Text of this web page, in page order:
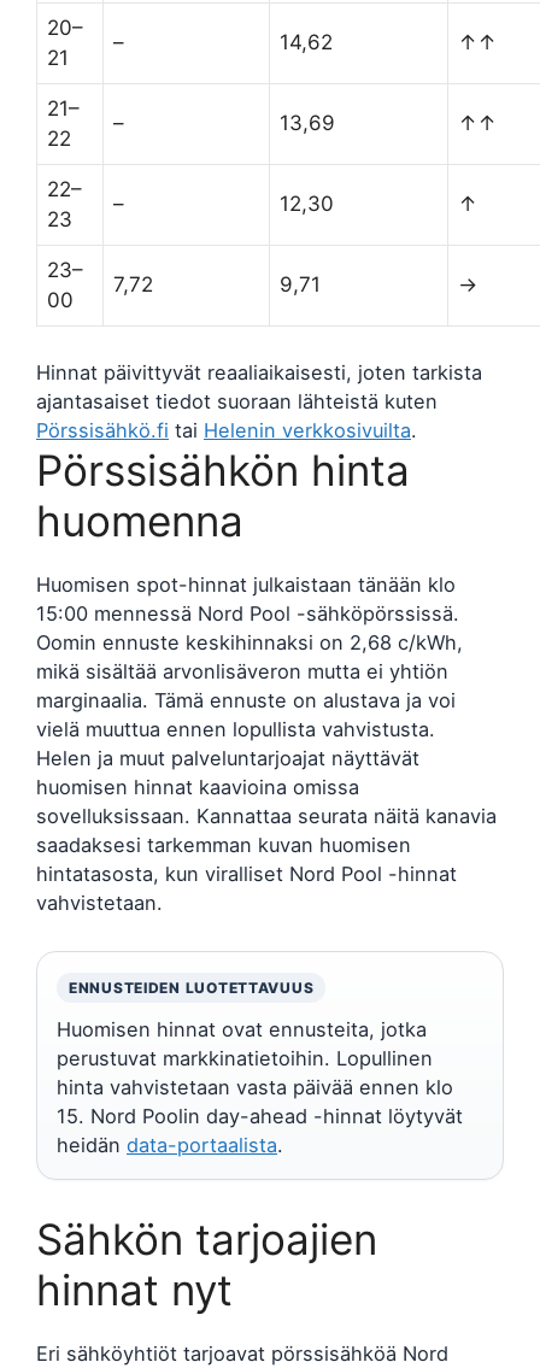
20–
21
– 14,62 ↑↑
21–
22
– 13,69 ↑↑
22–
23
– 12,30 ↑
23–
00
7,72 9,71 →
Hinnat päivittyvät reaaliaikaisesti, joten tarkista
ajantasaiset tiedot suoraan lähteistä kuten
Pörssisähkö.fi tai Helenin verkkosivuilta.
Pörssisähkön hinta
huomenna
Huomisen spot-hinnat julkaistaan tänään klo
15:00 mennessä Nord Pool -sähköpörssissä.
Oomin ennuste keskihinnaksi on 2,68 c/kWh,
mikä sisältää arvonlisäveron mutta ei yhtiön
marginaalia. Tämä ennuste on alustava ja voi
vielä muuttua ennen lopullista vahvistusta.
Helen ja muut palveluntarjoajat näyttävät
huomisen hinnat kaavioina omissa
sovelluksissaan. Kannattaa seurata näitä kanavia
saadaksesi tarkemman kuvan huomisen
hintatasosta, kun viralliset Nord Pool -hinnat
vahvistetaan.
ENNUSTEIDEN LUOTETTAVUUS
Huomisen hinnat ovat ennusteita, jotka
perustuvat markkinatietoihin. Lopullinen
hinta vahvistetaan vasta päivää ennen klo
15. Nord Poolin day-ahead -hinnat löytyvät
heidän data-portaalista.
Sähkön tarjoajien
hinnat nyt
Eri sähköyhtiöt tarjoavat pörssisähköä Nord